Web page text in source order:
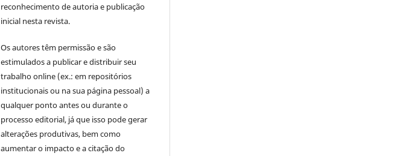
reconhecimento de autoria e publicação
inicial nesta revista.
Os autores têm permissão e são
estimulados a publicar e distribuir seu
trabalho online (ex.: em repositórios
institucionais ou na sua página pessoal) a
qualquer ponto antes ou durante o
processo editorial, já que isso pode gerar
alterações produtivas, bem como
aumentar o impacto e a citação do